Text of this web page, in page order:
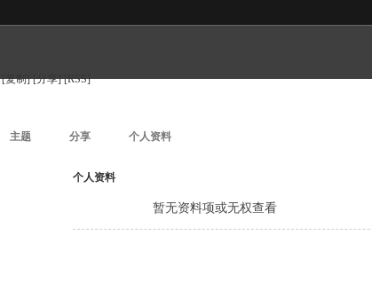
[复制] [分享] [RSS]
主题 分享 个人资料
个人资料
暂无资料项或无权查看